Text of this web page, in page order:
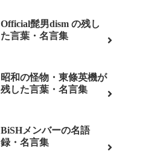
Official髭男dism の残し
た言葉・名言集
昭和の怪物・東條英機が
残した言葉・名言集
BiSHメンバーの名語
録・名言集